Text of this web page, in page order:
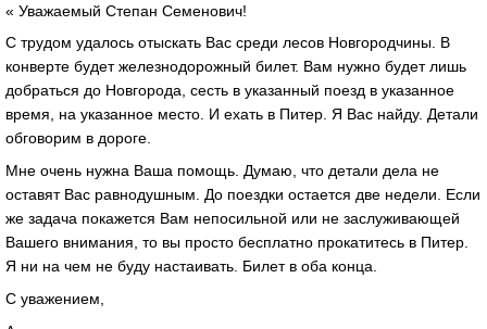
« Уважаемый Степан Семенович!
С трудом удалось отыскать Вас среди лесов Новгородчины. В
конверте будет железнодорожный билет. Вам нужно будет лишь
добраться до Новгорода, сесть в указанный поезд в указанное
время, на указанное место. И ехать в Питер. Я Вас найду. Детали
обговорим в дороге.
Мне очень нужна Ваша помощь. Думаю, что детали дела не
оставят Вас равнодушным. До поездки остается две недели. Если
же задача покажется Вам непосильной или не заслуживающей
Вашего внимания, то вы просто бесплатно прокатитесь в Питер.
Я ни на чем не буду настаивать. Билет в оба конца.
С уважением,